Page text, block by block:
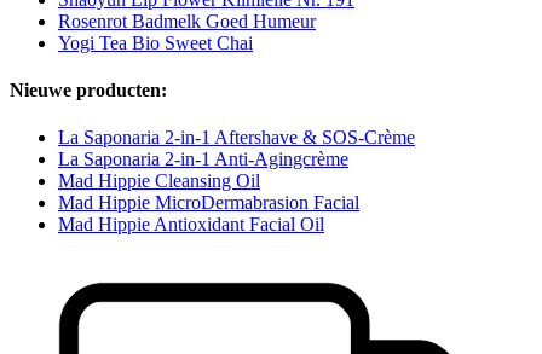
Rosenrot Badmelk Goed Humeur
Yogi Tea Bio Sweet Chai
Nieuwe producten:
La Saponaria 2-in-1 Aftershave & SOS-Crème
La Saponaria 2-in-1 Anti-Agingcrème
Mad Hippie Cleansing Oil
Mad Hippie MicroDermabrasion Facial
Mad Hippie Antioxidant Facial Oil